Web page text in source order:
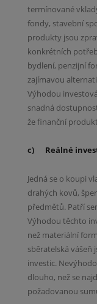
termínované
fondy, stavební
produkty jsou
konkrétních
bydlení, penzijní
zajímavou
Výhodou
snadná
že finanční
c) Reálné
Jedná se o koupi
drahých kovů,
předmětů. Patří
Výhodou těchto
než materiální
sběratelská vášeň
investic.
dlouho, než se
požadovanou